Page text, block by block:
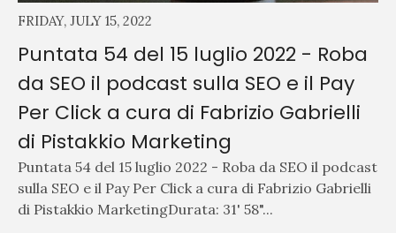
FRIDAY, JULY 15, 2022
Puntata 54 del 15 luglio 2022 - Roba
da SEO il podcast sulla SEO e il Pay
Per Click a cura di Fabrizio Gabrielli
di Pistakkio Marketing
Puntata 54 del 15 luglio 2022 - Roba da SEO il podcast
sulla SEO e il Pay Per Click a cura di Fabrizio Gabrielli
di Pistakkio MarketingDurata: 31' 58"...